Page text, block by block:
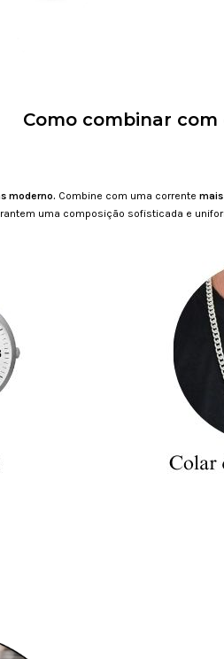
Como combinar
moderno. Combine com uma corrente
uma composição sofisticada e